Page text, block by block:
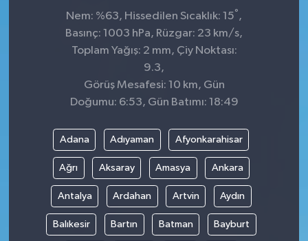
Nem: %63, Hissedilen Sıcaklık: 15° ,
Basınç: 1003 hPa, Rüzgar: 23 km/s,
Toplam Yağış: 2 mm, Çiy Noktası:
9.3,
Görüş Mesafesi: 10 km, Gün
Doğumu: 6:53, Gün Batımı: 18:49
Adana Adıyaman Afyonkarahisar
Ağrı Aksaray Amasya Ankara
Antalya Ardahan Artvin Aydın
Balıkesir Bartın Batman Bayburt